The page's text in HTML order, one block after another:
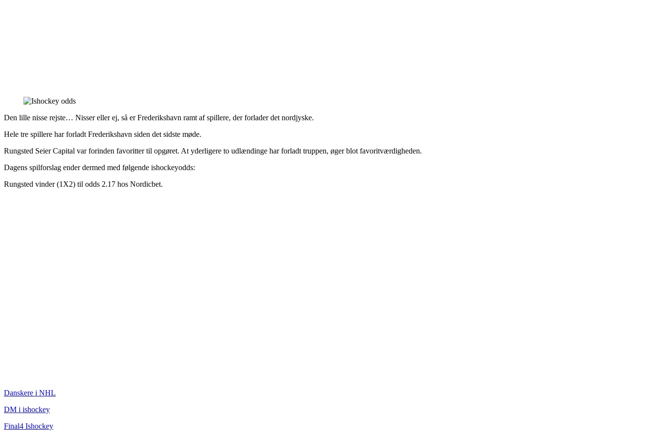
Den lille nisse rejste… Nisser eller ej, så er Frederikshavn ramt af spillere, der forlader det nordjyske.
Hele tre spillere har forladt Frederikshavn siden det sidste møde.
Rungsted Seier Capital var forinden favoritter til opgøret. At yderligere to udlændinge har forladt truppen, øger blot favoritværdigheden.
Dagens spilforslag ender dermed med følgende ishockeyodds:
Rungsted vinder (1X2) til odds 2.17 hos Nordicbet.
Danskere i NHL
DM i ishockey
Final4 Ishockey